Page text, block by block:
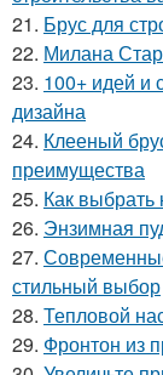
21. Брус для
22. Милана
23. 100+ идей и
дизайна
24. Клееный
преимущества
25. Как
26. Энзимная
27.
стильный выбор
28. Тепловой
29. Фронтон из